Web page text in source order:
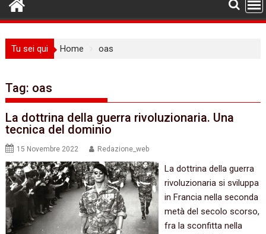
Tu sei qui Home oas
Tag: oas
La dottrina della guerra rivoluzionaria. Una
tecnica del dominio
15 Novembre 2022 Redazione_web
La dottrina della guerra
rivoluzionaria si sviluppa
in Francia nella seconda
metà del secolo scorso,
fra la sconfitta nella